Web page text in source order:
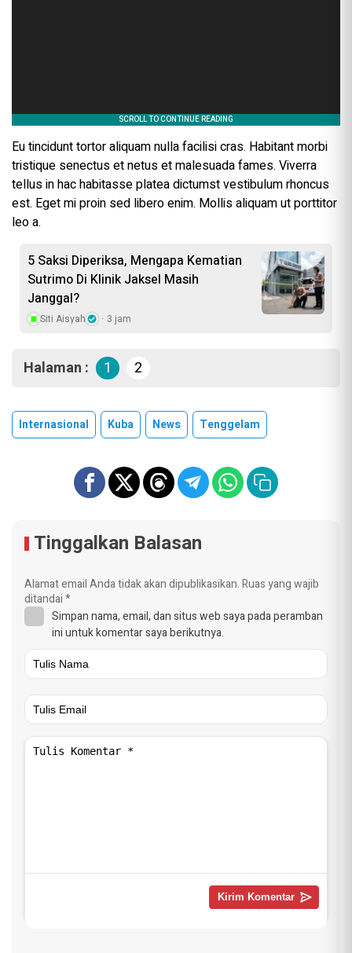
Eu tincidunt tortor aliquam nulla facilisi cras. Habitant morbi
tristique senectus et netus et malesuada fames. Viverra
tellus in hac habitasse platea dictumst vestibulum rhoncus
est. Eget mi proin sed libero enim. Mollis aliquam ut porttitor
leo a.
5 Saksi Diperiksa, Mengapa Kematian
Sutrimo Di Klinik Jaksel Masih
Janggal?
Siti Aisyah 3 jam
Halaman : 1 2
Internasional Kuba News Tenggelam
Tinggalkan Balasan
Alamat email Anda tidak akan dipublikasikan.Ruas yang wajib
ditandai*
Simpan nama, email, dan situs web saya pada peramban
ini untuk komentar saya berikutnya.